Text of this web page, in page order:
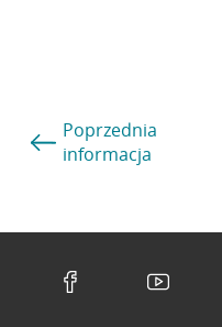
Poprzednia
informacja